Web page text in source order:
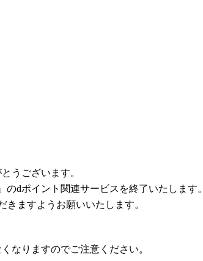
うございます。
dポイント関連サービスを終了いたします。
きますようお願いいたします。
なりますのでご注意ください。